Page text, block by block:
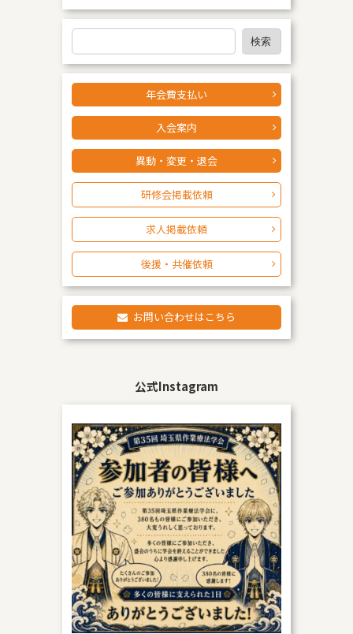
検
索
検索
年会費支払い
入会案内
異動・変更・退会
研修会掲載依頼
求人掲載依頼
後援・共催依頼
お問い合わせはこちら
公式Instagram